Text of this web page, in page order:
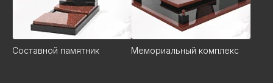
Составной памятник Мемориальный комплекс